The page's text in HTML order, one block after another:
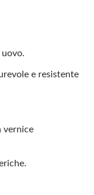
uovo.
e resistente
vernice